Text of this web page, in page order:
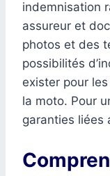
indemnisation
assureur et
photos et des
possibilités
exister pour
la moto. Pour
garanties liées